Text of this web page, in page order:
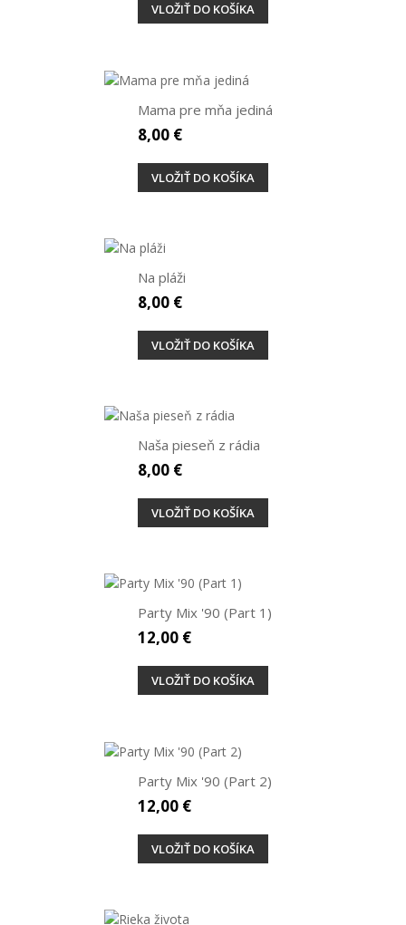
VLOŽIŤ DO KOŠÍKA
Mama pre mňa jediná
8,00 €
VLOŽIŤ DO KOŠÍKA
Na pláži
8,00 €
VLOŽIŤ DO KOŠÍKA
Naša pieseň z rádia
8,00 €
VLOŽIŤ DO KOŠÍKA
Party Mix '90 (Part 1)
12,00 €
VLOŽIŤ DO KOŠÍKA
Party Mix '90 (Part 2)
12,00 €
VLOŽIŤ DO KOŠÍKA